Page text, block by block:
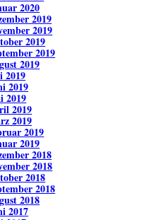
2020
2019
2019
2019
2019
2019
2019
2019
2019
2019
2019
2019
2019
2018
2018
2018
2018
2018
2017